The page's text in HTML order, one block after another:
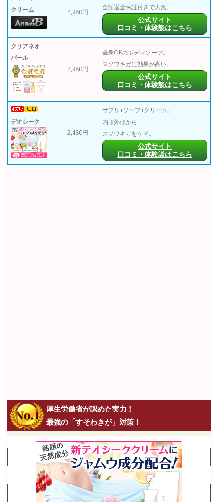
クリーム
4,980円
全額返金保証付きで人気。
公式サイト
口コミ・体験談はこちら
クリアネオ
パール
2,980円
全身OKのボディソープ。
スソワキガに効果が高い。
公式サイト
口コミ・体験談はこちら
デオシーク
2,480円
サプリ+ソープ+クリーム。
内側外側から
スソワキガをケア。
公式サイト
口コミ・体験談はこちら
厚生労働省が認めた実力！
最強の「すそわきが」対策！